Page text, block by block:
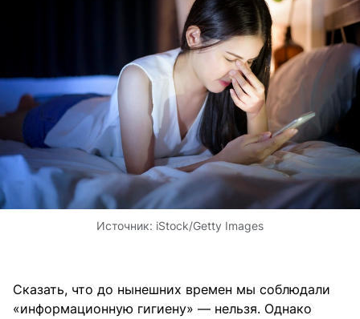
Источник: iStock/Getty Images
Сказать, что до нынешних времен мы соблюдали
«информационную гигиену» — нельзя. Однако